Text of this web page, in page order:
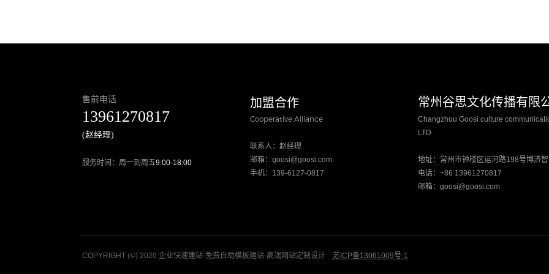
售前电话
13961270817
(赵经理)
服务时间：周一到周五9:00-18:00
加盟合作
Cooperative Alliance
联系人：赵经理
邮箱：goosi@goosi.com
手机：139-6127-0817
常州谷思文化传播有限
Changzhou Goosi culture
LTD
地址：常州市钟楼区运河路198号博济
电话：+86 13961270817
邮箱：goosi@goosi.com
COPYRIGHT (©) 2020 企业快速建站-免费自助模板建站-高端网站定制设计 苏ICP备13061009号-1